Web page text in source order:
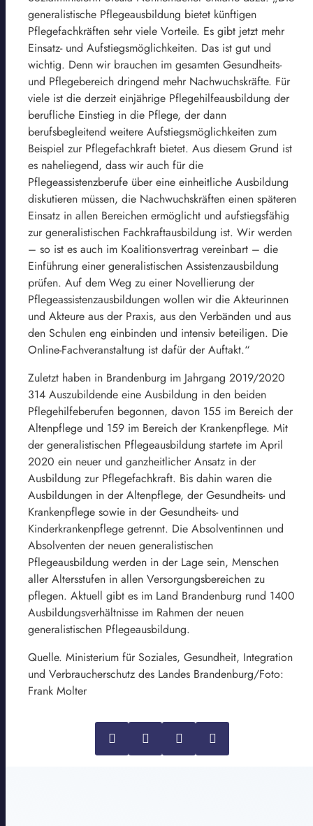
generalistische Pflegeausbildung bietet künftigen
Pflegefachkräften sehr viele Vorteile. Es gibt jetzt mehr
Einsatz- und Aufstiegsmöglichkeiten. Das ist gut und
wichtig. Denn wir brauchen im gesamten Gesundheits-
und Pflegebereich dringend mehr Nachwuchskräfte. Für
viele ist die derzeit einjährige Pflegehilfeausbildung der
berufliche Einstieg in die Pflege, der dann
berufsbegleitend weitere Aufstiegsmöglichkeiten zum
Beispiel zur Pflegefachkraft bietet. Aus diesem Grund ist
es naheliegend, dass wir auch für die
Pflegeassistenzberufe über eine einheitliche Ausbildung
diskutieren müssen, die Nachwuchskräften einen späteren
Einsatz in allen Bereichen ermöglicht und aufstiegsfähig
zur generalistischen Fachkraftausbildung ist. Wir werden
– so ist es auch im Koalitionsvertrag vereinbart – die
Einführung einer generalistischen Assistenzausbildung
prüfen. Auf dem Weg zu einer Novellierung der
Pflegeassistenzausbildungen wollen wir die Akteurinnen
und Akteure aus der Praxis, aus den Verbänden und aus
den Schulen eng einbinden und intensiv beteiligen. Die
Online-Fachveranstaltung ist dafür der Auftakt.“
Zuletzt haben in Brandenburg im Jahrgang 2019/2020
314 Auszubildende eine Ausbildung in den beiden
Pflegehilfeberufen begonnen, davon 155 im Bereich der
Altenpflege und 159 im Bereich der Krankenpflege. Mit
der generalistischen Pflegeausbildung startete im April
2020 ein neuer und ganzheitlicher Ansatz in der
Ausbildung zur Pflegefachkraft. Bis dahin waren die
Ausbildungen in der Altenpflege, der Gesundheits- und
Krankenpflege sowie in der Gesundheits- und
Kinderkrankenpflege getrennt. Die Absolventinnen und
Absolventen der neuen generalistischen
Pflegeausbildung werden in der Lage sein, Menschen
aller Altersstufen in allen Versorgungsbereichen zu
pflegen. Aktuell gibt es im Land Brandenburg rund 1400
Ausbildungsverhältnisse im Rahmen der neuen
generalistischen Pflegeausbildung.
Quelle. Ministerium für Soziales, Gesundheit, Integration
und Verbraucherschutz des Landes Brandenburg/Foto:
Frank Molter